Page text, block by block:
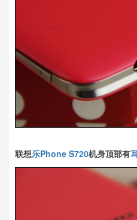
联想乐Phone S720机身顶部有